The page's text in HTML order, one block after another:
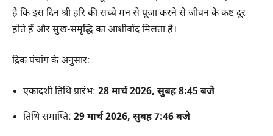
है कि इस दिन श्री हरि की सच्चे मन से पूजा करने से जीवन के कष्ट दूर
होते हैं और सुख-समृद्धि का आशीर्वाद मिलता है।
द्रिक पंचांग के अनुसार:
एकादशी तिथि प्रारंभ: 28 मार्च 2026, सुबह 8:45 बजे
तिथि समाप्ति: 29 मार्च 2026, सुबह 7:46 बजे